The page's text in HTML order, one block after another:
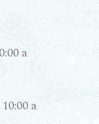
la
del
ni
Esto
a
a